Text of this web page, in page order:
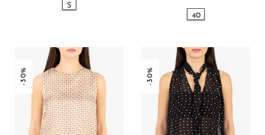
S
40
-30% -30%